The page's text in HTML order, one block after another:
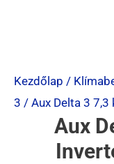
Kezdőlap /
3 / Aux Delta 3
Aux